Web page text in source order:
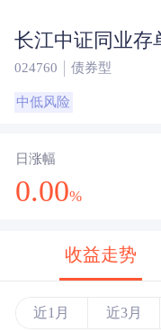
长江中证同业存
024760 债券型
中低风险
日涨幅
0.00%
收益走势
近1月 近3月